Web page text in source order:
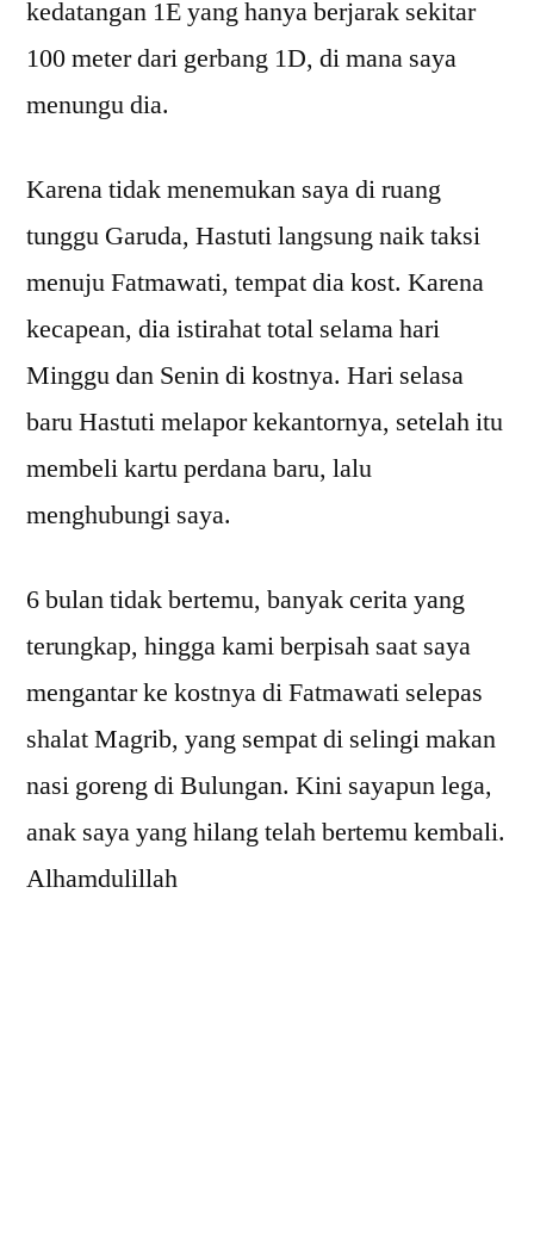
kedatangan 1E yang hanya berjarak sekitar
100 meter dari gerbang 1D, di mana saya
menungu dia.
Karena tidak menemukan saya di ruang
tunggu Garuda, Hastuti langsung naik taksi
menuju Fatmawati, tempat dia kost. Karena
kecapean, dia istirahat total selama hari
Minggu dan Senin di kostnya. Hari selasa
baru Hastuti melapor kekantornya, setelah itu
membeli kartu perdana baru, lalu
menghubungi saya.
6 bulan tidak bertemu, banyak cerita yang
terungkap, hingga kami berpisah saat saya
mengantar ke kostnya di Fatmawati selepas
shalat Magrib, yang sempat di selingi makan
nasi goreng di Bulungan. Kini sayapun lega,
anak saya yang hilang telah bertemu kembali.
Alhamdulillah